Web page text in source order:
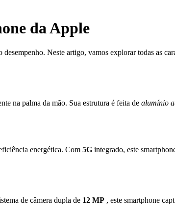
da Apple
Neste artigo, vamos explorar todas as
na palma da mão. Sua estrutura é feita de alumínio
energética. Com 5G integrado, este
de câmera dupla de 12 MP , este smartphone